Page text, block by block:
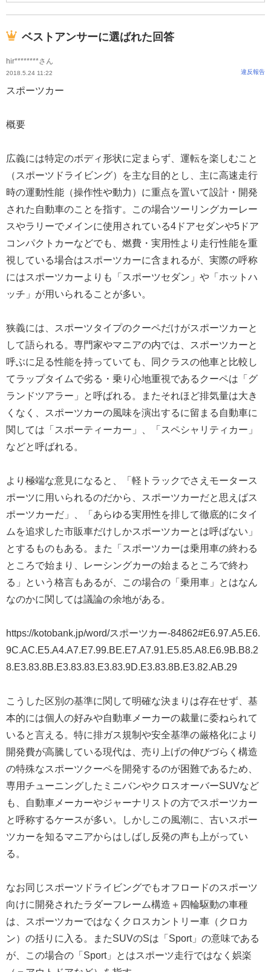
ベストアンサーに選ばれた回答
hir********さん
2018.5.24 11:22 違反報告
スポーツカー
概要
広義には特定のボディ形状に定まらず、運転を楽しむこと
（スポーツドライビング）を主な目的とし、主に高速走行
時の運動性能（操作性や動力）に重点を置いて設計・開発
された自動車のことを指す。この場合ツーリングカーレー
スやラリーでメインに使用されている4ドアセダンや5ドア
コンパクトカーなどでも、燃費・実用性より走行性能を重
視している場合はスポーツカーに含まれるが、実際の呼称
にはスポーツカーよりも「スポーツセダン」や「ホットハ
ッチ」が用いられることが多い。
狭義には、スポーツタイプのクーペだけがスポーツカーと
して語られる。専門家やマニアの内では、スポーツカーと
呼ぶに足る性能を持っていても、同クラスの他車と比較し
てラップタイムで劣る・乗り心地重視であるクーペは「グ
ランドツアラー」と呼ばれる。またそれほど排気量は大き
くなく、スポーツカーの風味を演出するに留まる自動車に
関しては「スポーティーカー」、「スペシャリティカー」
などと呼ばれる。
より極端な意見になると、「軽トラックでさえモータース
ポーツに用いられるのだから、スポーツカーだと思えばス
ポーツカーだ」、「あらゆる実用性を排して徹底的にタイ
ムを追求した市販車だけしかスポーツカーとは呼ばない」
とするものもある。また「スポーツカーは乗用車の終わる
ところで始まり、レーシングカーの始まるところで終わ
る」という格言もあるが、この場合の「乗用車」とはなん
なのかに関しては議論の余地がある。
https://kotobank.jp/word/スポーツカー-84862#E6.97.A5.E6.
9C.AC.E5.A4.A7.E7.99.BE.E7.A7.91.E5.85.A8.E6.9B.B8.2
8.E3.83.8B.E3.83.83.E3.83.9D.E3.83.8B.E3.82.AB.29
こうした区別の基準に関して明確な決まりは存在せず、基
本的には個人の好みや自動車メーカーの裁量に委ねられて
いると言える。特に排ガス規制や安全基準の厳格化により
開発費が高騰している現代は、売り上げの伸びづらく構造
の特殊なスポーツクーペを開発するのが困難であるため、
専用チューニングしたミニバンやクロスオーバーSUVなど
も、自動車メーカーやジャーナリストの方でスポーツカー
と呼称するケースが多い。しかしこの風潮に、古いスポー
ツカーを知るマニアからはしばし反発の声も上がってい
る。
なお同じスポーツドライビングでもオフロードのスポーツ
向けに開発されたラダーフレーム構造＋四輪駆動の車種
は、スポーツカーではなくクロスカントリー車（クロカ
ン）の括りに入る。またSUVのSは「Sport」の意味である
が、この場合の「Sport」とはスポーツ走行ではなく娯楽